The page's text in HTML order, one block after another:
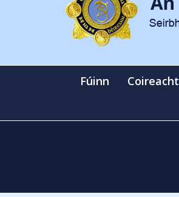
Fúinn Coireacht